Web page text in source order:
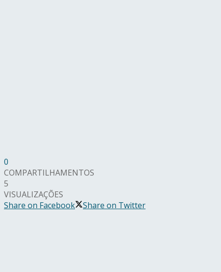
0
COMPARTILHAMENTOS
5
VISUALIZAÇÕES
Share on Facebook
Share on Twitter